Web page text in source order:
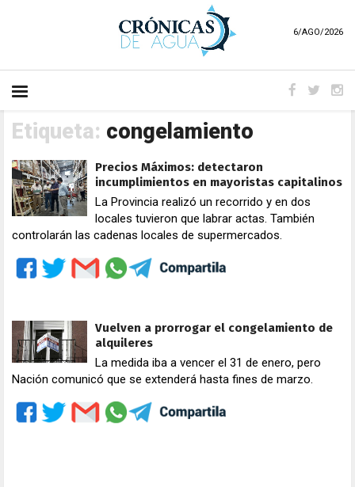
6/AGO/2026
Etiqueta: congelamiento
Precios Máximos: detectaron
incumplimientos en mayoristas capitalinos
La Provincia realizó un recorrido y en dos
locales tuvieron que labrar actas. También
controlarán las cadenas locales de supermercados.
Vuelven a prorrogar el congelamiento de
alquileres
La medida iba a vencer el 31 de enero, pero
Nación comunicó que se extenderá hasta fines de marzo.